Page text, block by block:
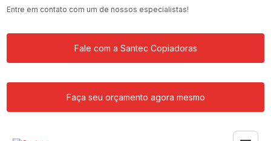
Entre em contato com um de nossos especialistas!
Fale com a Santec Copiadoras
Faça seu orçamento agora mesmo